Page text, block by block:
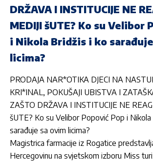
DRŽAVA I INSTITUCIJE NE
MEDIJI šUTE? Ko su Velibor
i Nikola Bridžis i ko
licima?
PRODAJA NAR*OTIKA DJECI NA
KRI*INAL, POKUŠAJI UBISTVA I
ZAŠTO DRŽAVA I INSTITUCIJE NE
šUTE? Ko su Velibor Popović Pop i Nikola
sarađuje sa ovim licima?
Magistrica farmacije iz Rogatice
Hercegovinu na svjetskom izboru Miss